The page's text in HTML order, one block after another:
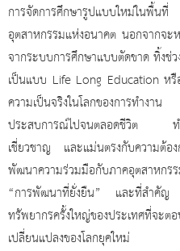
การจัดการศึกษารูปแบบใหม่ในพื้
อุตสาหกรรมแห่งอนาคต นอกจากจะ
จากระบบการศึกษาแบบตัดขาด ทิ้งช่
เป็นแบบ Life Long Education หรื
ความเป็นจริงในโลกของการทำงา
ประสบการณ์ไปจนตลอดชีวิต ทำ
เชี่ยวชาญ และแม่นตรงกับความต้อ
พัฒนาความร่วมมือกับภาคอุตสาหก
“การพัฒนาที่ยั่งยืน” และที่สำคัญ
ทรัพยากรครั้งใหญ่ของประเทศที่จะต
เปลี่ยนแปลงของโลกยุคใหม่